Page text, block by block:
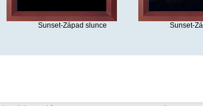
Sunset-Západ slunce Sunset-